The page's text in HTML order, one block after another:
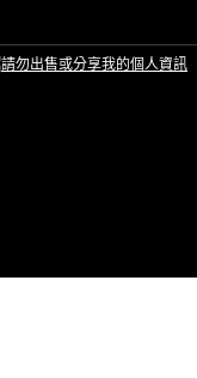
請勿出售或分享我的個人資訊